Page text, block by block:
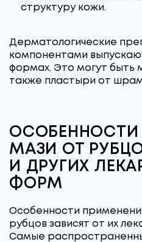
структуру кожи.
Дерматологические
компонентами
формах. Это могут быть
также пластыри от
ОСОБЕННОСТИ
МАЗИ ОТ
И ДРУГИХ
ФОРМ
Особенности
рубцов зависят от их
Самые